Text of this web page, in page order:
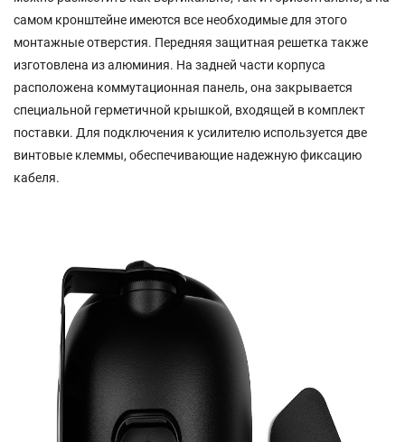
самом кронштейне имеются все необходимые для этого
монтажные отверстия. Передняя защитная решетка также
изготовлена из алюминия. На задней части корпуса
расположена коммутационная панель, она закрывается
специальной герметичной крышкой, входящей в комплект
поставки. Для подключения к усилителю используется две
винтовые клеммы, обеспечивающие надежную фиксацию
кабеля.